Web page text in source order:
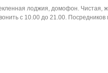
лоджия, домофон.
с 10.00 до 21.00. Посредников